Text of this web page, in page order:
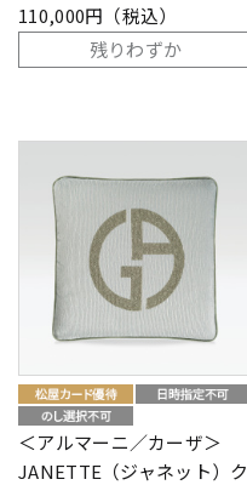
110,000円（税込）
残りわずか
＜アルマーニ／カーザ＞
JANETTE（ジャネット）ク